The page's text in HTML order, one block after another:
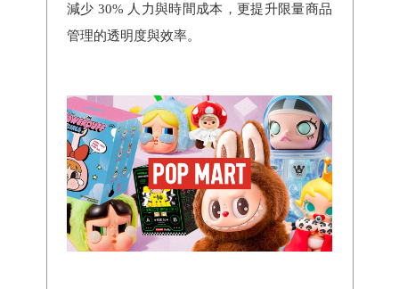
減少 30% 人力與時間成本，更提升限量商品
管理的透明度與效率。